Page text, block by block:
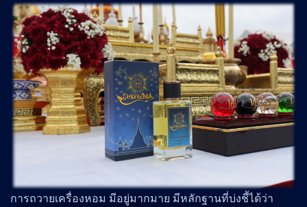
การถวายเครื่องหอม มีอยู่มากมาย มีหลักฐานที่บ่งชี้ได้ว่า